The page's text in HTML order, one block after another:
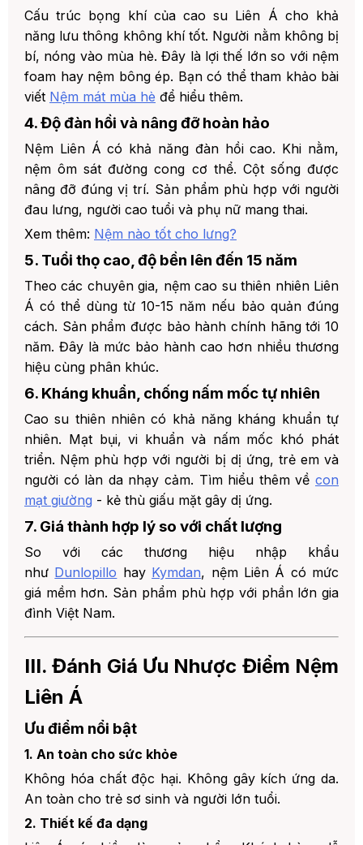
Cấu trúc bọng khí của cao su Liên Á cho khả
năng lưu thông không khí tốt. Người nằm không bị
bí, nóng vào mùa hè. Đây là lợi thế lớn so với nệm
foam hay nệm bông ép. Bạn có thể tham khảo bài
viết Nệm mát mùa hè để hiểu thêm.
4. Độ đàn hồi và nâng đỡ hoàn hảo
Nệm Liên Á có khả năng đàn hồi cao. Khi nằm,
nệm ôm sát đường cong cơ thể. Cột sống được
nâng đỡ đúng vị trí. Sản phẩm phù hợp với người
đau lưng, người cao tuổi và phụ nữ mang thai.
Xem thêm: Nệm nào tốt cho lưng?
5. Tuổi thọ cao, độ bền lên đến 15 năm
Theo các chuyên gia, nệm cao su thiên nhiên Liên
Á có thể dùng từ 10-15 năm nếu bảo quản đúng
cách. Sản phẩm được bảo hành chính hãng tới 10
năm. Đây là mức bảo hành cao hơn nhiều thương
hiệu cùng phân khúc.
6. Kháng khuẩn, chống nấm mốc tự nhiên
Cao su thiên nhiên có khả năng kháng khuẩn tự
nhiên. Mạt bụi, vi khuẩn và nấm mốc khó phát
triển. Nệm phù hợp với người bị dị ứng, trẻ em và
người có làn da nhạy cảm. Tìm hiểu thêm về con
mạt giường - kẻ thù giấu mặt gây dị ứng.
7. Giá thành hợp lý so với chất lượng
So với các thương hiệu nhập khẩu
như Dunlopillo hay Kymdan, nệm Liên Á có mức
giá mềm hơn. Sản phẩm phù hợp với phần lớn gia
đình Việt Nam.
III. Đánh Giá Ưu Nhược Điểm Nệm
Liên Á
Ưu điểm nổi bật
1. An toàn cho sức khỏe
Không hóa chất độc hại. Không gây kích ứng da.
An toàn cho trẻ sơ sinh và người lớn tuổi.
2. Thiết kế đa dạng